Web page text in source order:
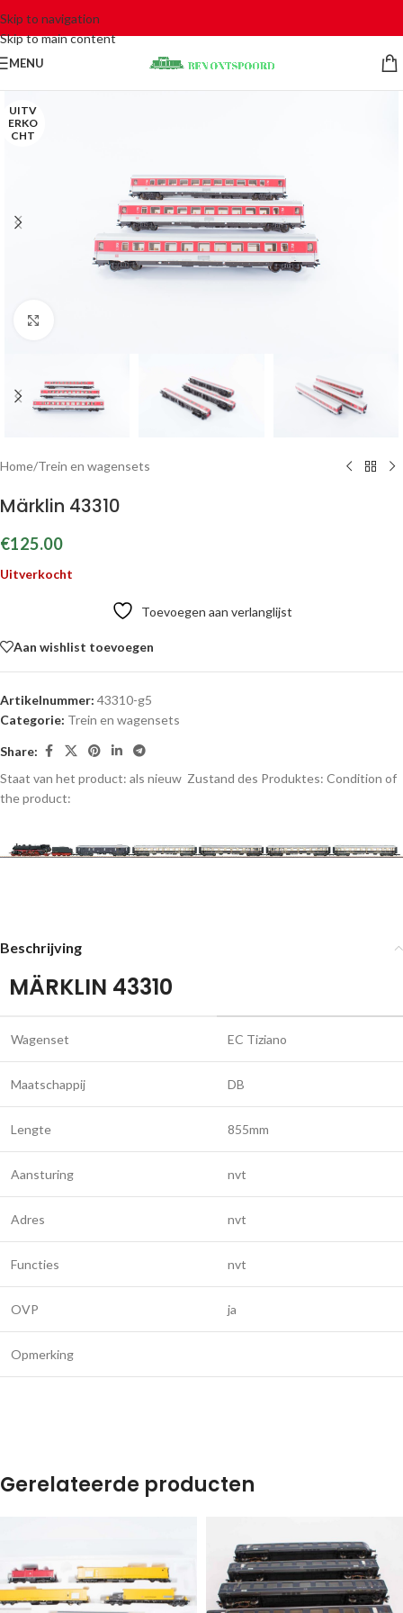
Skip to navigation
Skip to main content
MENU
UITV
ERKO
CHT
Home/Trein en wagensets
Märklin 43310
€125.00
Uitverkocht
Toevoegen aan verlanglijst
Aan wishlist toevoegen
Artikelnummer: 43310-g5
Categorie: Trein en wagensets
Share:
Staat van het product: als nieuw Zustand des Produktes: Condition of
the product:
Beschrijving
MÄRKLIN 43310
Wagenset EC Tiziano
Maatschappij DB
Lengte 855mm
Aansturing nvt
Adres nvt
Functies nvt
OVP ja
Opmerking
Gerelateerde producten